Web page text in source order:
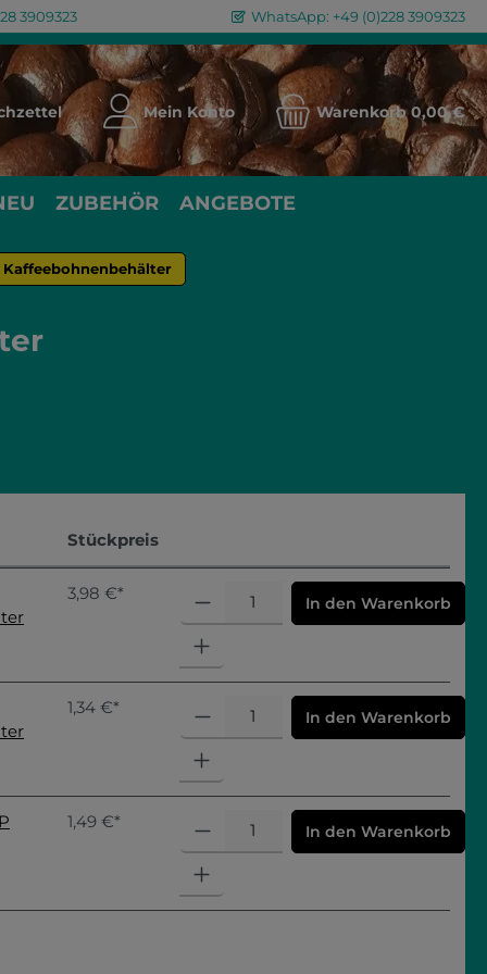
3909323 WhatsApp: +49 (0)228 3909323
Du hast 0 Produkte auf dem Merkzettel
Mein Konto Warenkorb 0,00 €
ZUBEHÖR ANGEBOTE
Kaffeebohnenbehälter
Stückpreis
3,98 €* In den Warenkorb
1,34 €* In den Warenkorb
1,49 €* In den Warenkorb